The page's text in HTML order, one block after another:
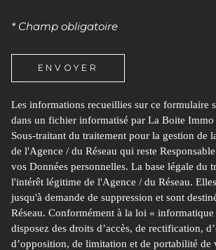
* Champ obligatoire
ENVOYER
Les informations recueillies sur ce formulaire
dans un fichier informatisé par La Boite Immo
Sous-traitant du traitement pour la gestion de
de l'Agence / du Réseau qui reste
vos Données personnelles. La base légale du
l'intérêt légitime de l'Agence / du Réseau.
jusqu'à demande de suppression et sont
Réseau. Conformément à la loi «
disposez des droits d’accès, de rectification,
d’opposition, de limitation et de portabilité de